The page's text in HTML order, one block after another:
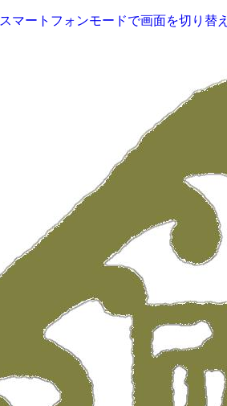
スマートフォンモードで画面を切り替え